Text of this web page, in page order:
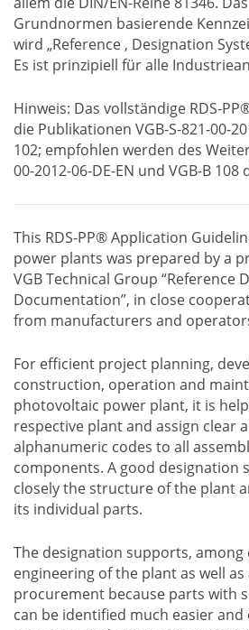
Grundnormen basierende
wird „Reference , Designation
Es ist prinzipiell für alle
Hinweis: Das vollständige RDS-
die Publikationen VGB-S-821-00-
102; empfohlen werden des
00-2012-06-DE-EN und VGB-B 108
This RDS-PP® Application
power plants was prepared by a
VGB Technical Group “Reference
Documentation”, in close
from manufacturers and
For efficient project planning,
construction, operation and
photovoltaic power plant, it is
respective plant and assign clear
alphanumeric codes to all
components. A good designation
closely the structure of the plant
its individual parts.
The designation supports,
engineering of the plant as well
procurement because parts with
can be identified much easier and